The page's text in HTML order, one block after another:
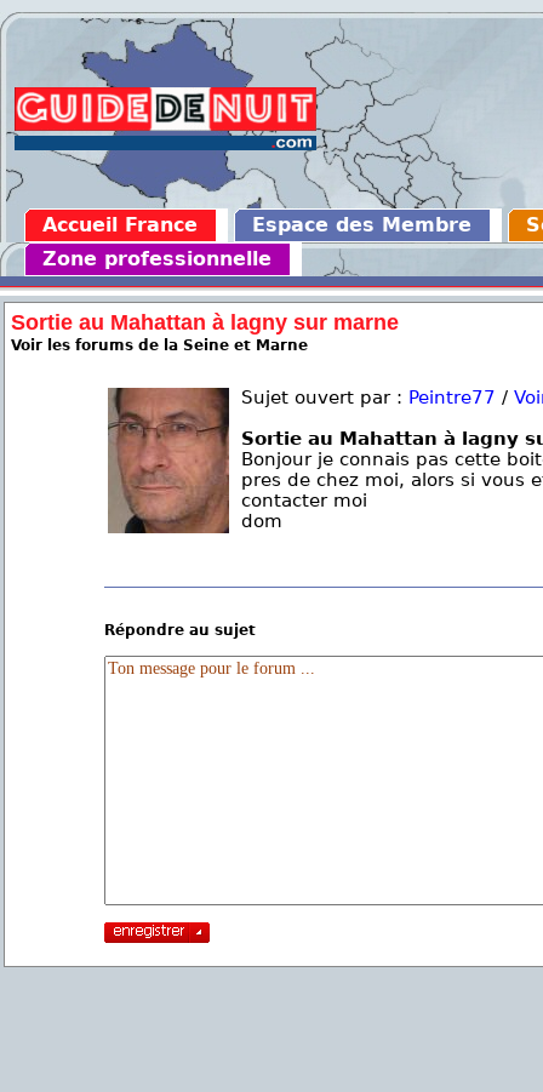
Accueil France Espace des Membre
Zone professionnelle
Sortie au Mahattan à lagny sur marne
Voir les forums de la Seine et Marne
Sujet ouvert par : Peintre77 /
Sortie au Mahattan à lagny
Bonjour je connais pas cette
pres de chez moi, alors si vous
contacter moi
dom
Répondre au sujet